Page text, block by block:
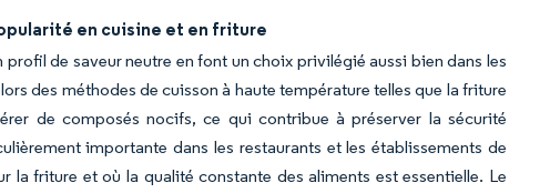
en cuisine et en friture
de saveur neutre en font un choix privilégié aussi bien dans les
des méthodes de cuisson à haute température telles que la friture
de composés nocifs, ce qui contribue à préserver la sécurité
importante dans les restaurants et les établissements de
friture et où la qualité constante des aliments est essentielle. Le